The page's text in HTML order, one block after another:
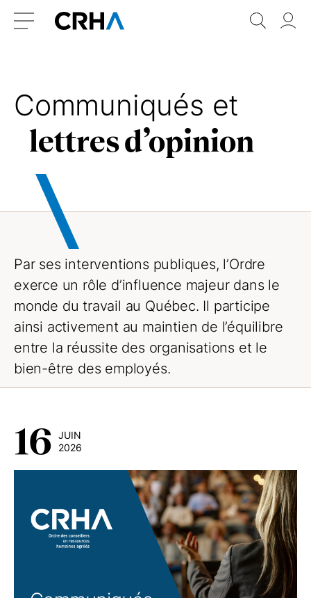
Retour
Communiqués et
lettres d’opinion
Par ses interventions publiques, l’Ordre
exerce un rôle d’influence majeur dans le
monde du travail au Québec. Il participe
ainsi activement au maintien de l’équilibre
entre la réussite des organisations et le
bien-être des employés.
16 JUIN
2026